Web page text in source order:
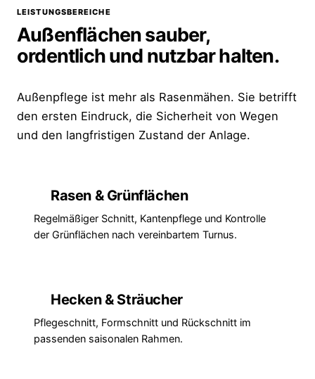
LEISTUNGSBEREICHE
Außenflächen sauber,
ordentlich und nutzbar halten.
Außenpflege ist mehr als Rasenmähen. Sie betrifft
den ersten Eindruck, die Sicherheit von Wegen
und den langfristigen Zustand der Anlage.
Rasen & Grünflächen
Regelmäßiger Schnitt, Kantenpflege und Kontrolle
der Grünflächen nach vereinbartem Turnus.
Hecken & Sträucher
Pflegeschnitt, Formschnitt und Rückschnitt im
passenden saisonalen Rahmen.